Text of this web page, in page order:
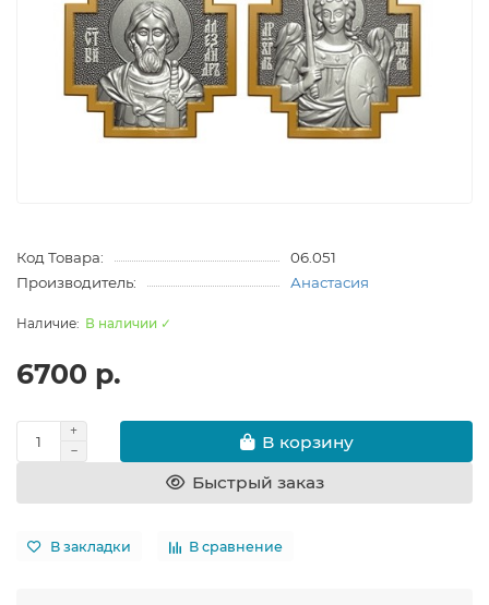
Код Товара:
06.051
Производитель:
Анастасия
В наличии ✓
6700 р.
В корзину
Быстрый заказ
В закладки В сравнение